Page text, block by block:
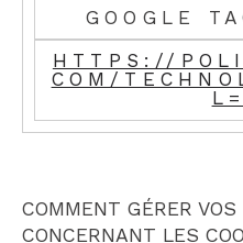
GOOGLE
HTTPS://
COM/
COMMENT GÉRER VOS
CONCERNANT LES